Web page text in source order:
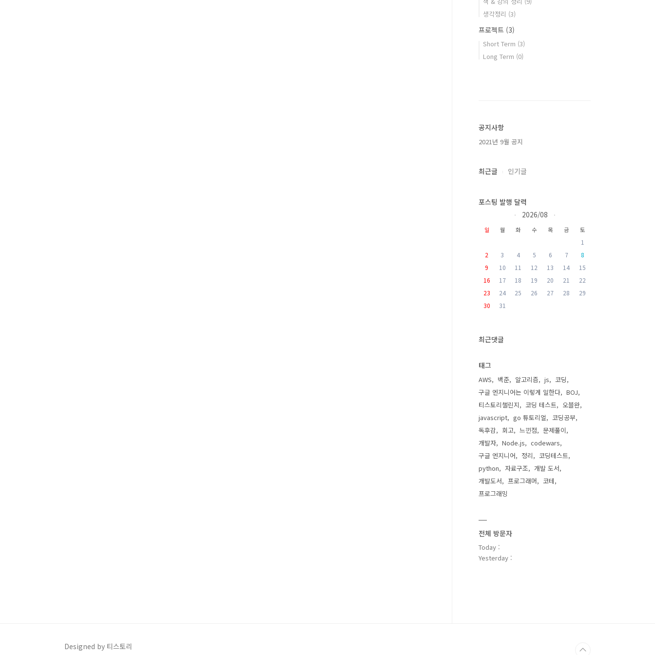
생각정리 (3)
프로젝트 (3)
Short Term (3)
Long Term (0)
공지사항
2021년 9월 공지
최근글 인기글
포스팅 발행 달력
« 2026/08 »
일 월 화 수 목 금 토
1
2
3 4 5 6 7
8
9
10 11 12 13 14
15
16
17 18 19 20 21
22
23
24 25 26 27 28
29
30
31
최근댓글
태그
AWS 백준 알고리즘 js
코딩
구글 엔지니어는 이렇게 일한다
BOJ
티스토리챌린지
코딩 테스트
오블완
javascript
go 튜토리얼
코딩공부
독후감
회고 느낀점
문제풀이
개발자
Node.js
codewars
구글 엔지니어
정리
코딩테스트
python
자료구조
개발 도서
개발도서
프로그래머
코테
프로그래밍
전체 방문자
Today :
Yesterday :
Designed by 티스토리